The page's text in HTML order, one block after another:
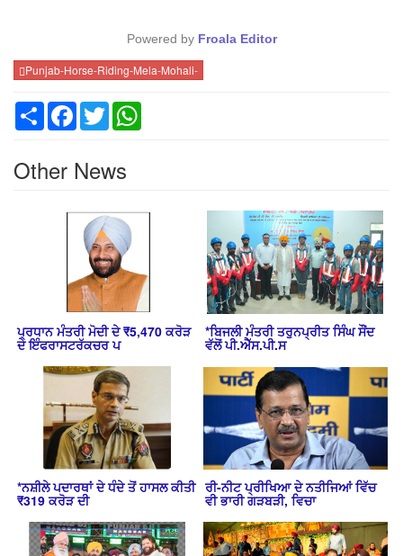
Powered by Froala Editor
Punjab-Horse-Riding-Mela-Mohali-
Share Facebook
Twitter
Other News
ਪ੍ਰਧਾਨ ਮੰਤਰੀ ਮੋਦੀ ਦੇ ₹5,470 ਕਰੋੜ
ਦੇ ਇੰਫਰਾਸਟਰੱਕਚਰ ਪ
*ਬਿਜਲੀ ਮੰਤਰੀ ਤਰੁਨਪ੍ਰੀਤ ਸਿੰਘ ਸੌਂਦ
ਵੱਲੋਂ ਪੀ.ਐੱਸ.ਪੀ.ਸ
*ਨਸ਼ੀਲੇ ਪਦਾਰਥਾਂ ਦੇ ਧੰਦੇ ਤੋਂ ਹਾਸਲ ਕੀਤੀ
₹319 ਕਰੋੜ ਦੀ
ਰੀ-ਨੀਟ ਪ੍ਰੀਖਿਆ ਦੇ ਨਤੀਜਿਆਂ ਵਿੱਚ
ਵੀ ਭਾਰੀ ਗੜਬੜੀ, ਵਿਚਾ